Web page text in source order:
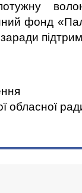
фонд
обласної